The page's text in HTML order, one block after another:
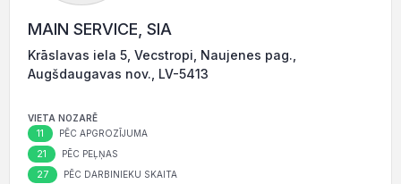
MAIN SERVICE, SIA
Krāslavas iela 5, Vecstropi, Naujenes pag.,
Augšdaugavas nov., LV-5413
VIETA NOZARĒ
11 PĒC APGROZĪJUMA
21 PĒC PEĻŅAS
27 PĒC DARBINIEKU SKAITA